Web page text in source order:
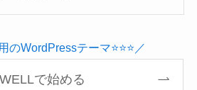
のWordPressテーマ⭐️⭐️⭐️／
で始める